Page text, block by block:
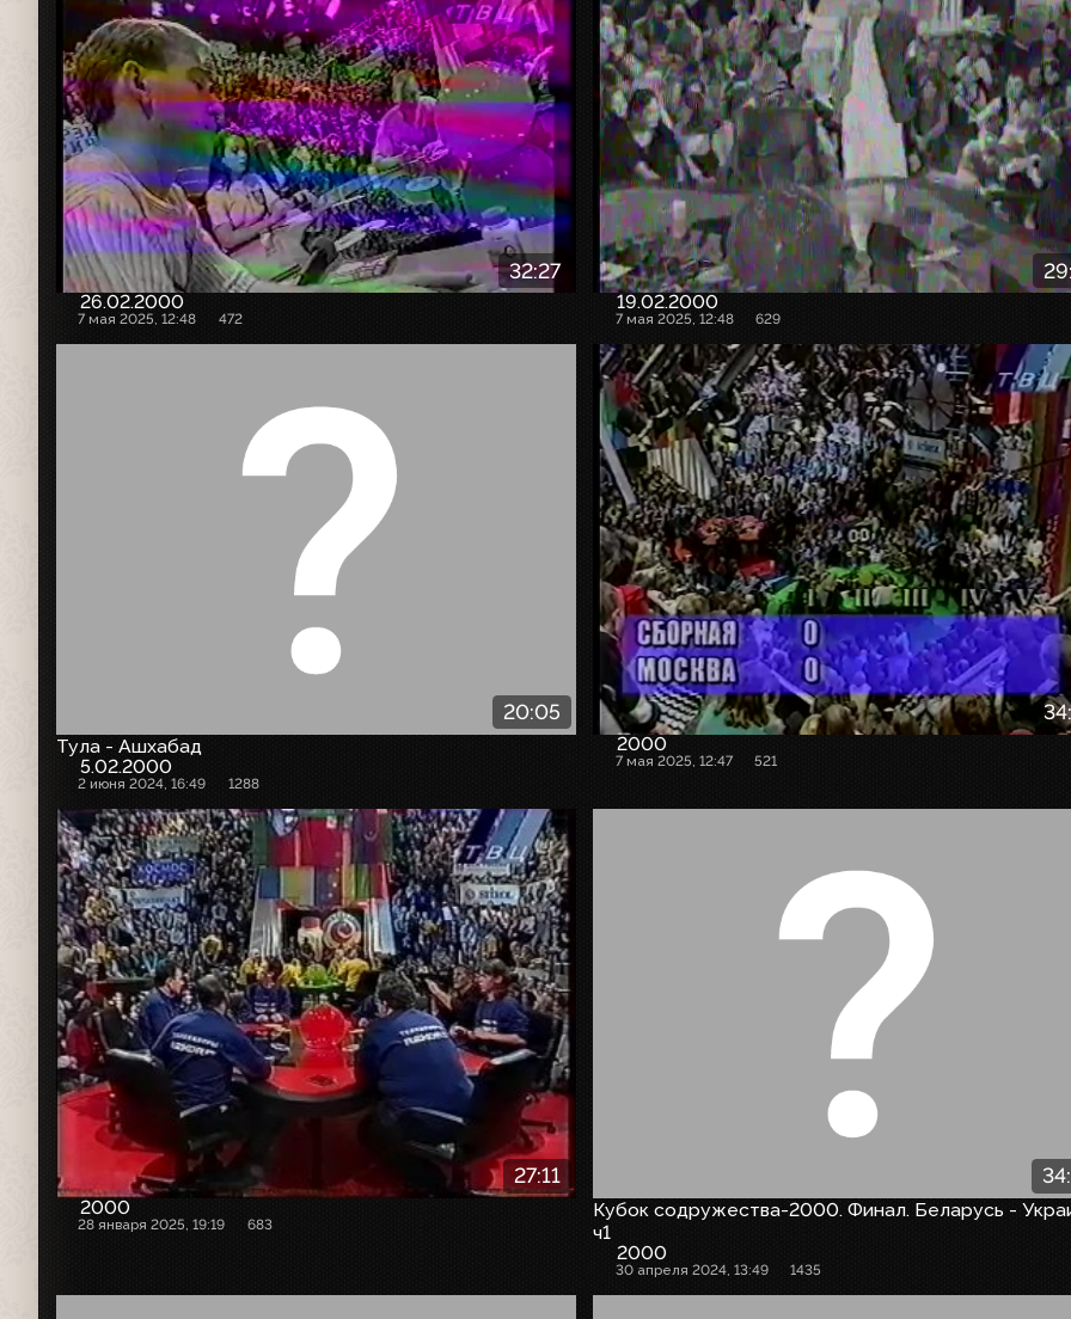
32:27
26.02.2000
7 мая 2025, 12:48 472
19.02.2000
7 мая 2025, 12:48 629
20:05
Тула - Ашхабад
5.02.2000
2 июня 2024, 16:49 1288
2000
7 мая 2025, 12:47 521
27:11
2000
28 января 2025, 19:19 683
Кубок содружества-2000. Финал. Беларусь -
ч1
2000
30 апреля 2024, 13:49 1435